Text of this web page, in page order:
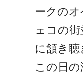
ークの
ェコの
に頷き聴
この日